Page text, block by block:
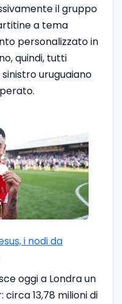
il gruppo
a tema
personalizzato in
quindi, tutti
uruguaiano
i nodi da
oggi a Londra un
13,78 milioni di